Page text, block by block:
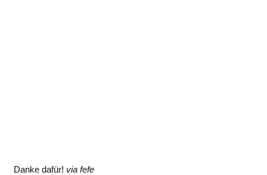
Danke dafür! via fefe